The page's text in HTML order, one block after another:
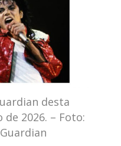
desta
2026. – Foto: